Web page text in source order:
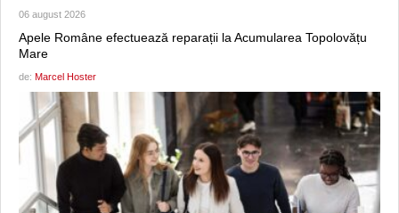
06 august 2026
Apele Române efectuează reparații la Acumularea Topolovățu
Mare
de: Marcel Hoster